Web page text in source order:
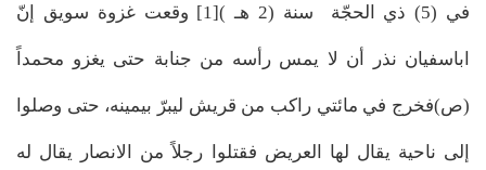
في (5) ذي الحجّة سنة (2 هـ )[1] وقعت غزوة سويق إنّ
اباسفيان نذر أن لا يمس رأسه من جنابة حتى يغزو محمداً
(ص)‌فخرج في مائتي راكب من قريش ليبرّ بيمينه، حتى وصلوا
إلى ناحية يقال لها العريض فقتلوا رجلاً من الانصار يقال له